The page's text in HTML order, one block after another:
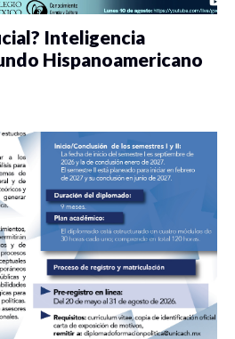
Inteligencia
Hispanoamericano